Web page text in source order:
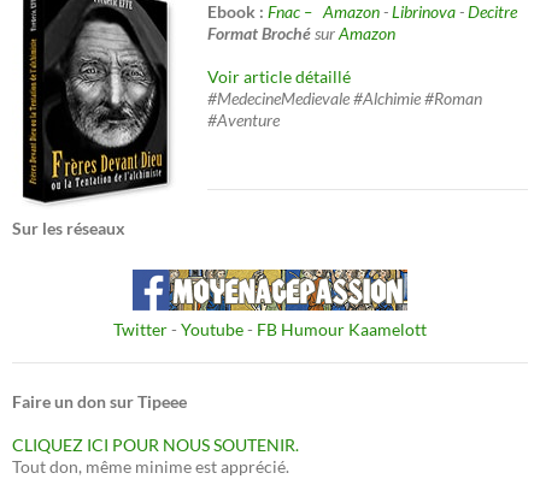
Ebook : Fnac – Amazon-Librinova-Decitre
Format BrochésurAmazon
Voir article détaillé
#MedecineMedievale #Alchimie #Roman
#Aventure
Sur les réseaux
Twitter- Youtube- FB Humour Kaamelott
Faire un don sur Tipeee
CLIQUEZ ICI POUR NOUS SOUTENIR.
Tout don, même minime est apprécié.